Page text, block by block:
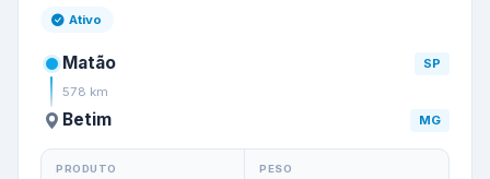
Frete de
Ativo
Matão
SP
578 km
Betim MG
PRODUTO PESO